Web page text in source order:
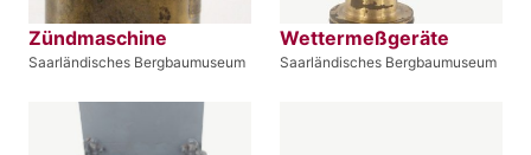
Zündmaschine
Saarländisches Bergbaumuseum
Wettermeßgeräte
Saarländisches Bergbaumuseum